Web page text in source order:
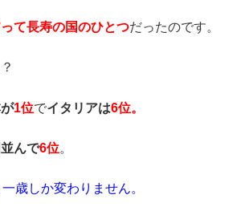
て長寿の国のひとつだったのです。
1位でイタリアは6位。
んで6位。
歳しか変わりません。